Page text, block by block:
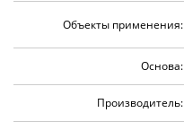
Объекты применения:
Основа:
Производитель: